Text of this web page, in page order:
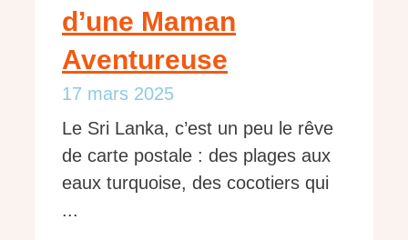
d’une Maman
Aventureuse
17 mars 2025
Le Sri Lanka, c’est un peu le rêve
de carte postale : des plages aux
eaux turquoise, des cocotiers qui
...